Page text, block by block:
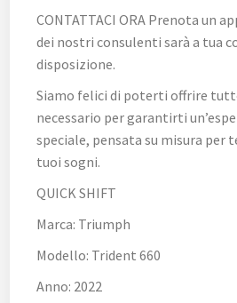
CONTATTACI ORA Prenota un
dei nostri consulenti sarà a tua
disposizione.
Siamo felici di poterti offrire
necessario per garantirti
speciale, pensata su misura per
tuoi sogni.
QUICK SHIFT
Marca: Triumph
Modello: Trident 660
Anno: 2022